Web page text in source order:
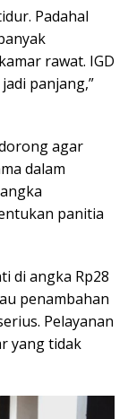
Padahal
rawat. IGD
panjang,”
agar
dalam
panitia
di angka Rp28
penambahan
Pelayanan
yang tidak